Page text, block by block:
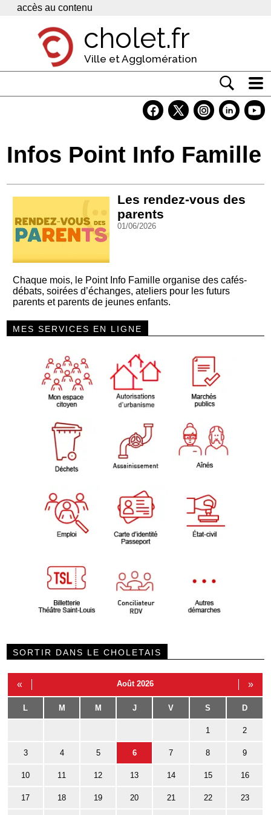
Panneau de gestion des cookies
accès au contenu
cholet.fr
Ville et Agglomération
Economie
Services
Infos Point Info Famille
Les rendez-vous des
parents
01/06/2026
Chaque mois, le Point Info Famille organise des cafés-
débats, soirées d’échanges, ateliers pour les futurs
parents et parents de jeunes enfants.
MES SERVICES EN LIGNE
SORTIR DANS LE CHOLETAIS
« Août 2026 »
L M M J V S D
1 2
3 4 5 6 7 8 9
10 11 12 13 14 15 16
17 18 19 20 21 22 23